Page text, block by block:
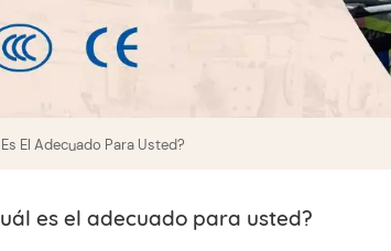
El Adecuado Para Usted?
es el adecuado para usted?